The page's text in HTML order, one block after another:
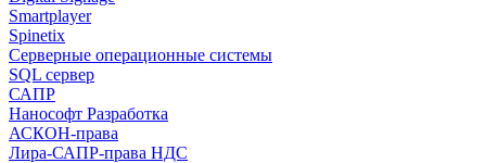
Smartplayer
Spinetix
Серверные операционные системы
SQL сервер
САПР
Нанософт Разработка
АСКОН-права
Лира-САПР-права НДС